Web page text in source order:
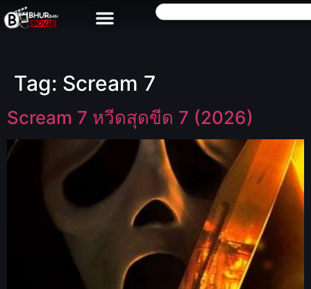
Tag: Scream 7
Scream 7 หวีดสุดขีด 7 (2026)